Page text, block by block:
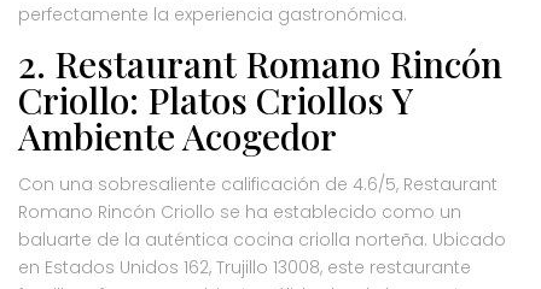
perfectamente la experiencia gastronómica.
2. Restaurant Romano Rincón
Criollo: Platos Criollos Y
Ambiente Acogedor
Con una sobresaliente calificación de 4.6/5, Restaurant
Romano Rincón Criollo se ha establecido como un
baluarte de la auténtica cocina criolla norteña. Ubicado
en Estados Unidos 162, Trujillo 13008, este restaurante